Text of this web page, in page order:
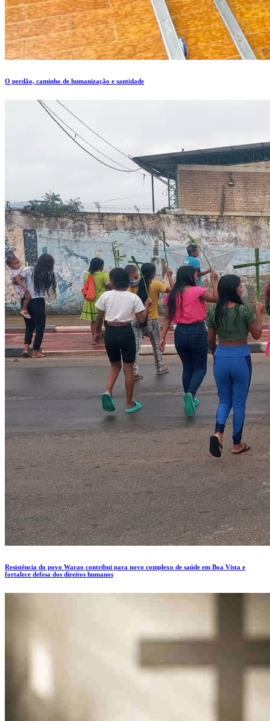
O perdão, caminho de humanização e santidade
Resistência do povo Warao contribui para novo complexo de saúde em Boa Vista e
fortalece defesa dos direitos humanos